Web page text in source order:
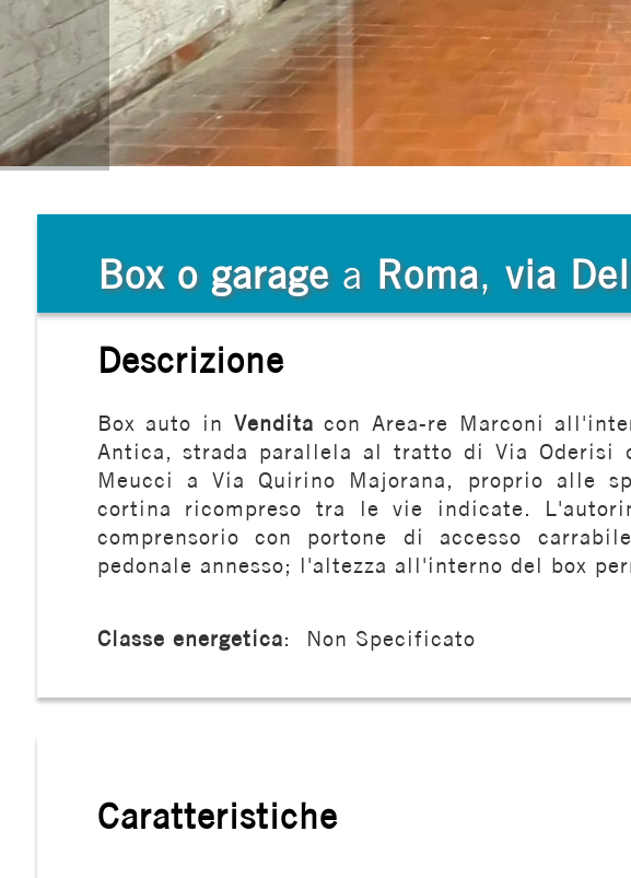
Box o garagea Roma, via
Descrizione
Box auto in Vendita con Area-re Marconi
Antica, strada parallela al tratto di Via Oderisi
Meucci a Via Quirino Majorana, proprio alle
cortina ricompreso tra le vie indicate.
comprensorio con portone di accesso
pedonale annesso; l'altezza all'interno del box
Classe energetica: Non Specificato
Caratteristiche
multiscelta
Qualsiasi
Residenziali